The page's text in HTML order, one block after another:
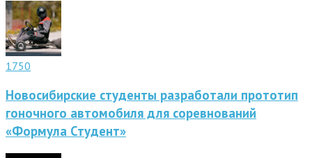
1750
Новосибирские студенты разработали прототип
гоночного автомобиля для соревнований
«Формула Студент»